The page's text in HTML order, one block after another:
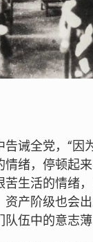
诫全党，“因
绪，停顿起来
苦生活的情绪
资产阶级也会
伍中的意志